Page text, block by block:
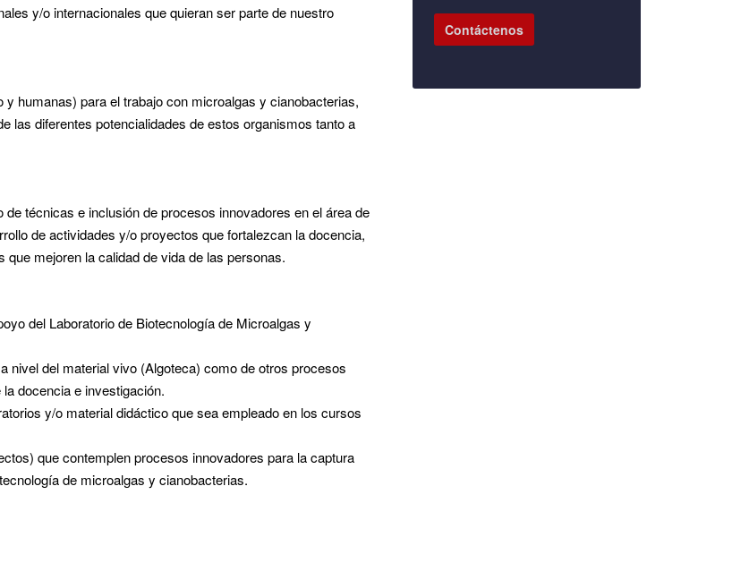
y/o internacionales que quieran ser parte de nuestro
humanas) para el trabajo con microalgas y cianobacterias,
las diferentes potencialidades de estos organismos tanto a
técnicas e inclusión de procesos innovadores en el área de
de actividades y/o proyectos que fortalezcan la docencia,
mejoren la calidad de vida de las personas.
del Laboratorio de Biotecnología de Microalgas y
nivel del material vivo (Algoteca) como de otros procesos
docencia e investigación.
y/o material didáctico que sea empleado en los cursos
que contemplen procesos innovadores para la captura
de microalgas y cianobacterias.
Contáctenos